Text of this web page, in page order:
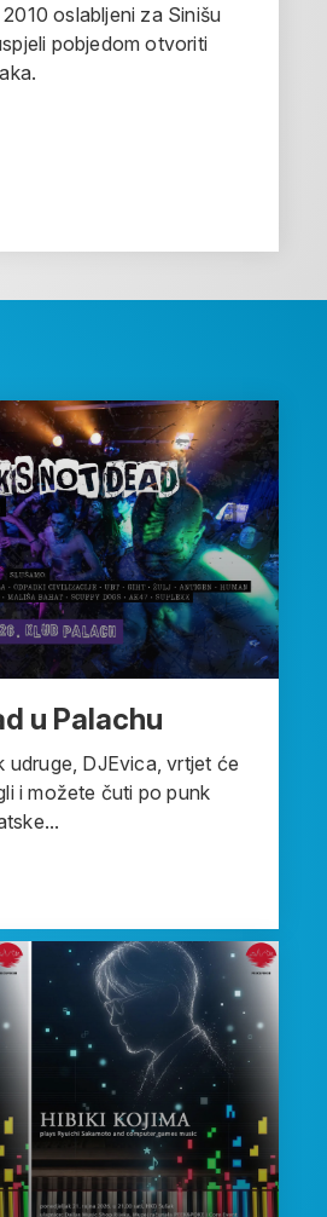
oslabljeni za Sinišu
pobjedom otvoriti
u Palachu
udruge, DJEvica, vrtjet će
i možete čuti po punk